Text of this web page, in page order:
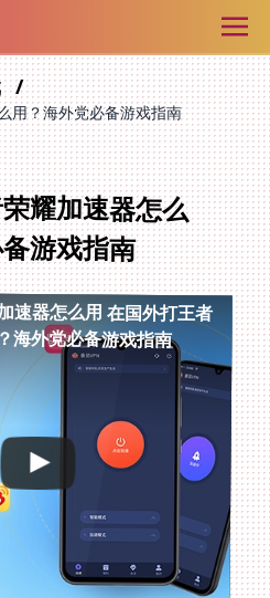
用？海外党必备游戏指南
耀加速器怎么
游戏指南
速器怎么用 在国外打王者
海外党必备游戏指南